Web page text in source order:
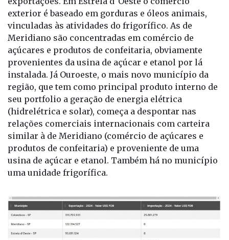
Meridiano são concentradas em comércio de
açúcares e produtos de confeitaria, obviamente
provenientes da usina de açúcar e etanol por lá
instalada. Já Ouroeste, o mais novo município da
região, que tem como principal produto interno de
seu portfolio a geração de energia elétrica
(hidrelétrica e solar), começa a despontar nas
relações comerciais internacionais com carteira
similar à de Meridiano (comércio de açúcares e
produtos de confeitaria) e proveniente de uma
usina de açúcar e etanol. Também há no município
uma unidade frigorífica.